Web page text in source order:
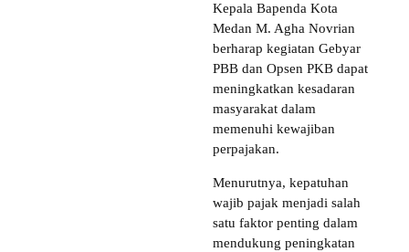
Kepala Bapenda Kota
Medan M. Agha Novrian
berharap kegiatan Gebyar
PBB dan Opsen PKB dapat
meningkatkan kesadaran
masyarakat dalam
memenuhi kewajiban
perpajakan.
Menurutnya, kepatuhan
wajib pajak menjadi salah
satu faktor penting dalam
mendukung peningkatan